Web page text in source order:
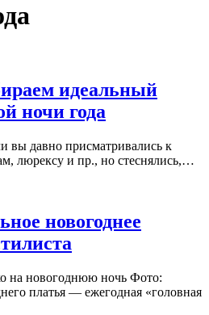
идеальный
ночи года
вы давно присматривались к
люрексу и пр., но стеснялись,…
новогоднее
на новогоднюю ночь Фото:
платья — ежегодная «головная